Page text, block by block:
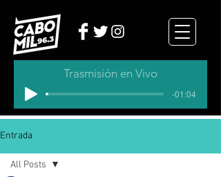
Trasmisión en Vivo
-01:04
Entrada
All Posts